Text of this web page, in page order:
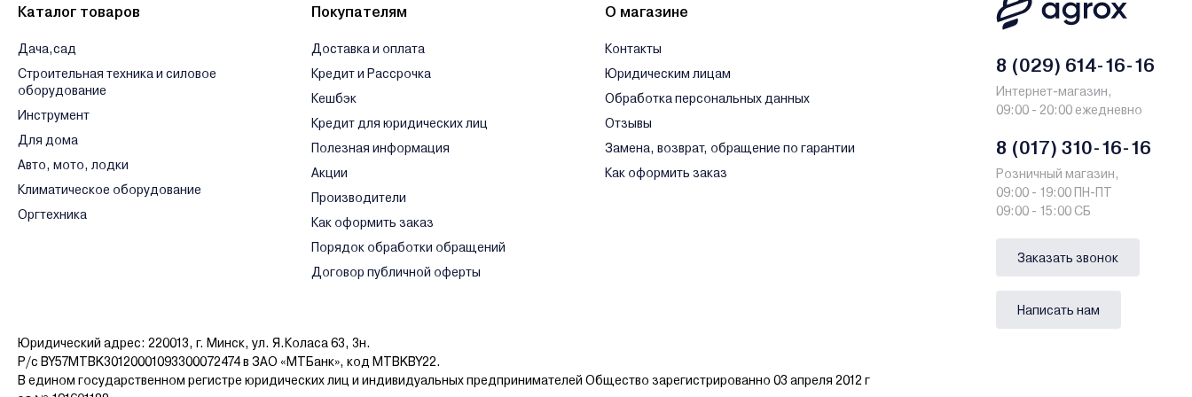
Каталог товаров
Дача,сад
Строительная техника и силовое
оборудование
Инструмент
Для дома
Авто, мото, лодки
Климатическое оборудование
Оргтехника
Покупателям
Доставка и оплата
Кредит и Рассрочка
Кешбэк
Кредит для юридических лиц
Полезная информация
Акции
Производители
Как оформить заказ
Порядок обработки обращений
Договор публичной оферты
О магазине
Контакты
Юридическим лицам
Обработка персональных данных
Отзывы
Замена, возврат, обращение по гарантии
Как оформить заказ
Юридический адрес: 220013, г. Минск, ул. Я.Коласа 63, 3н.
Р/с BY57MTBK30120001093300072474 в ЗАО «МТБанк», код MTBKBY22.
В едином государственном регистре юридических лиц и индивидуальных предпринимателей Общество зарегистрированно 03 апреля 2012 г
8 (029) 614-16-16
Интернет-магазин,
09:00 - 20:00 ежедневно
8 (017) 310-16-16
Розничный магазин,
09:00 - 19:00 ПН-ПТ
09:00 - 15:00 СБ
Заказать звонок
Написать нам